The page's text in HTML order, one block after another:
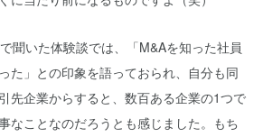
聞いた体験談では、「M&Aを知った社員
た」との印象を語っておられ、自分も同
先企業からすると、数百ある企業の1つで
なことなのだろうとも感じました。もち